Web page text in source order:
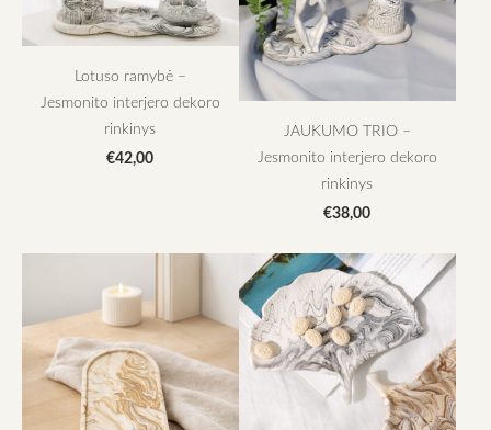
Lotuso ramybė –
Jesmonito interjero dekoro
rinkinys
€42,00
JAUKUMO TRIO –
Jesmonito interjero dekoro
rinkinys
€38,00